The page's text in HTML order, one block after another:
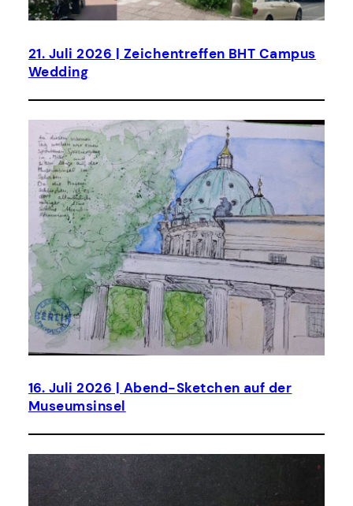
21. Juli 2026 | Zeichentreffen BHT Campus
Wedding
16. Juli 2026 | Abend-Sketchen auf der
Museumsinsel